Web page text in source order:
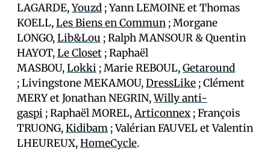
LAGARDE,Youzd ; Yann LEMOINE et Thomas
KOELL,Les Biens en Commun ; Morgane
LONGO,Lib&Lou ; Ralph MANSOUR & Quentin
HAYOT,Le Closet ; Raphaël
MASBOU,Lokki ; Marie REBOUL,Getaround
; Livingstone MEKAMOU,DressLike ; Clément
MERY et Jonathan NEGRIN,Willy anti-
gaspi ; Raphaël MOREL,Articonnex ; François
TRUONG,Kidibam ; Valérian FAUVEL et Valentin
LHEUREUX,HomeCycle.